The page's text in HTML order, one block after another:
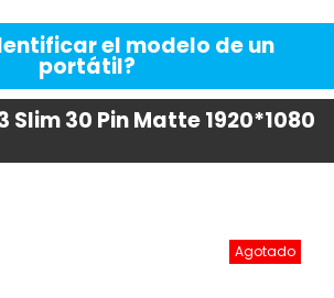
el modelo de un
portátil?
Slim 30 Pin Matte 1920*1080
Agotado